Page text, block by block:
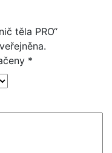
těla PRO“
*